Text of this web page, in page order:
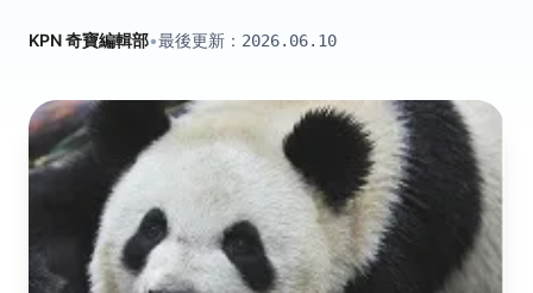
KPN 奇寶編輯部•最後更新： 2026.06.10